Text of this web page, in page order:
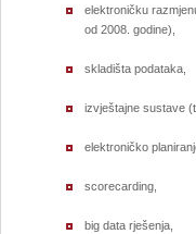
elektroničku
od 2008. godine),
skladišta podataka,
izvještajne sustave
elektroničko
scorecarding,
big data rješenja,